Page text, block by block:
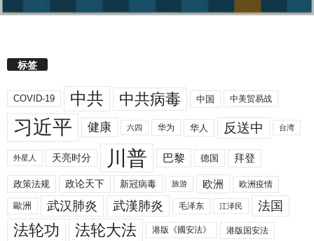
标签
COVID-19 中共 中共病毒 中国 中美贸易战
习近平 健康 六四 华为 华人 反送中 台湾
外星人 天亮时分 川普 巴黎 德国 拜登
政策法规 政论天下 新冠病毒 旅游 欧洲 欧洲疫情
歐洲 武汉肺炎 武漢肺炎 毛泽东 江泽民 法国
法轮功 法轮大法 港版《國安法》 港版国安法